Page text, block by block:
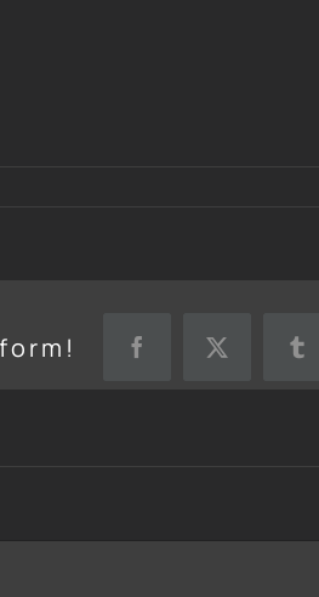
FacebookX